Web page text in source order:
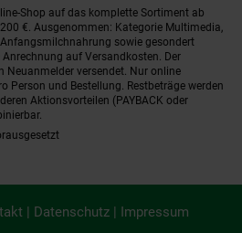
Shop auf das komplette Sortiment ab
€. Ausgenommen: Kategorie Multimedia,
Anfangsmilchnahrung sowie gesondert
auf Versandkosten. Der
Neuanmelder versendet. Nur online
Person und Bestellung. Restbeträge werden
Aktionsvorteilen (PAYBACK oder
| Datenschutz | Impressum